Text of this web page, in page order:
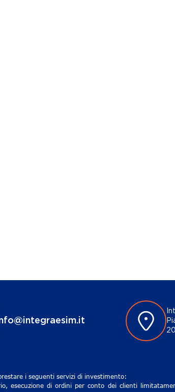
i seguenti servizi di investimento:
esecuzione di ordini per conto dei clienti